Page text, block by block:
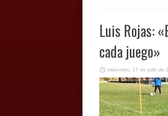
Luis Rojas:
cada juego»
miércoles, 17 de julio de